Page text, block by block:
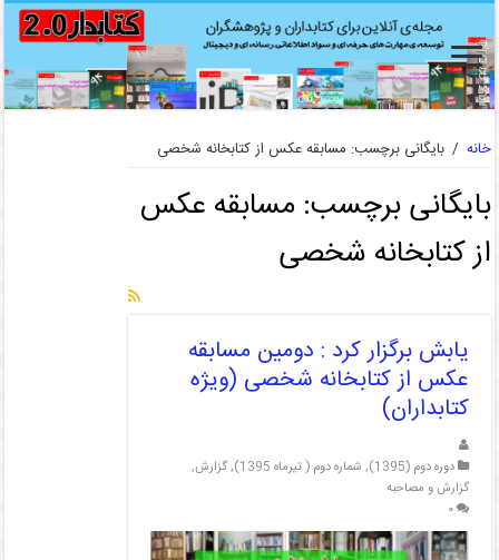
خانه / بایگانی برچسب: مسابقه عکس از کتابخانه شخصی
بایگانی برچسب: مسابقه عکس
از کتابخانه شخصی
یابش برگزار کرد : دومین مسابقه
عکس از کتابخانه شخصی (ویژه
کتابداران)
دوره دوم (1395) , شماره دوم ( تیرماه 1395) ,گزارش,
گزارش و مصاحبه
۰